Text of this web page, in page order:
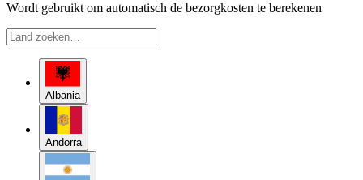
Wordt gebruikt om automatisch de bezorgkosten te berekenen
Albania
Andorra